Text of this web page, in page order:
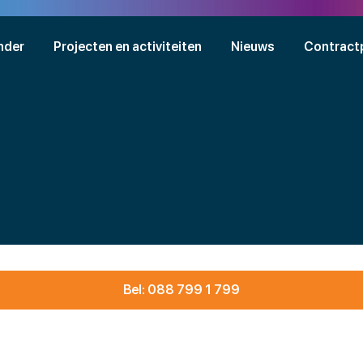
Projecten en activiteiten Nieuws
Bel: 088 799 1 799